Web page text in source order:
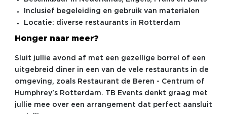
Inclusief begeleiding en gebruik van materialen
Locatie: diverse restaurants in Rotterdam
Honger naar meer?
Sluit jullie avond af met een gezellige borrel of een
uitgebreid diner in een van de vele restaurants in de
omgeving, zoals Restaurant de Beren - Centrum of
Humphrey's Rotterdam. TB Events denkt graag met
jullie mee over een arrangement dat perfect aansluit